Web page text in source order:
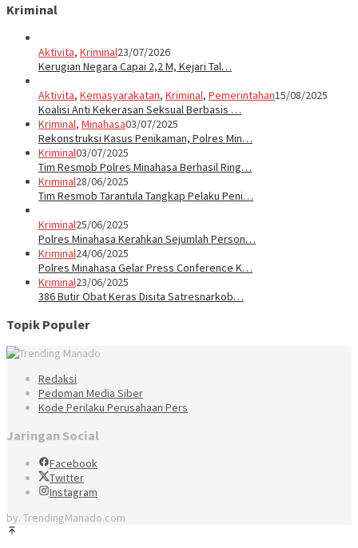
Kriminal
Aktivita, Kriminal23/07/2026
Kerugian Negara Capai 2,2 M, Kejari Tal…
Aktivita, Kemasyarakatan, Kriminal, Pemerintahan15/08/2025
Koalisi Anti Kekerasan Seksual Berbasis …
Kriminal, Minahasa03/07/2025
Rekonstruksi Kasus Penikaman, Polres Min…
Kriminal03/07/2025
Tim Resmob Polres Minahasa Berhasil Ring…
Kriminal28/06/2025
Tim Resmob Tarantula Tangkap Pelaku Peni…
Kriminal25/06/2025
Polres Minahasa Kerahkan Sejumlah Person…
Kriminal24/06/2025
Polres Minahasa Gelar Press Conference K…
Kriminal23/06/2025
386 Butir Obat Keras Disita Satresnarkob…
Topik Populer
Redaksi
Pedoman Media Siber
Kode Perilaku Perusahaan Pers
Jaringan Social
Facebook
Twitter
Instagram
by. TrendingManado.com